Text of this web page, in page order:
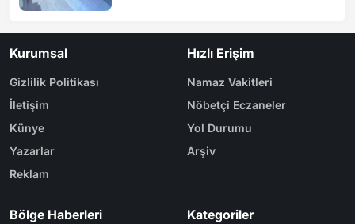
Kurumsal
Gizlilik Politikası
İletişim
Künye
Yazarlar
Reklam
Hızlı Erişim
Namaz Vakitleri
Nöbetçi Eczaneler
Yol Durumu
Arşiv
Bölge Haberleri Kategoriler